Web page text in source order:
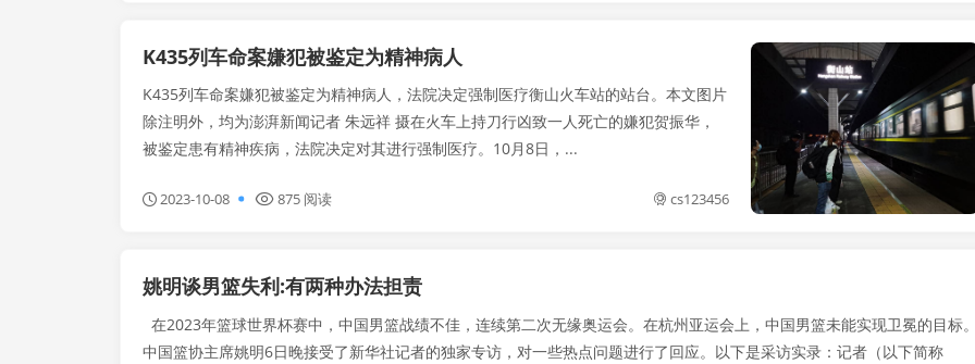
K435列车命案嫌犯被鉴定为精神病人
K435列车命案嫌犯被鉴定为精神病人，法院决定强制医疗衡山火车站的站台。本文图片
除注明外，均为澎湃新闻记者 朱远祥 摄在火车上持刀行凶致一人死亡的嫌犯贺振华，
被鉴定患有精神疾病，法院决定对其进行强制医疗。10月8日，...
2023-10-08 875 阅读 cs123456
姚明谈男篮失利:有两种办法担责
在2023年篮球世界杯赛中，中国男篮战绩不佳，连续第二次无缘奥运会。在杭州亚运会上，中国男篮未能实现卫冕的目标。
中国篮协主席姚明6日晚接受了新华社记者的独家专访，对一些热点问题进行了回应。以下是采访实录：记者（以下简称